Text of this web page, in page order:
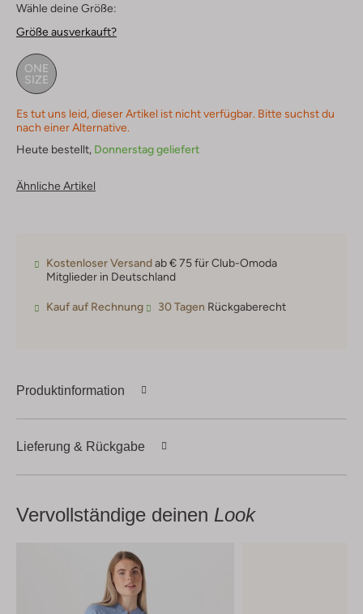
Wähle deine Größe:
Größe ausverkauft?
ONE
SIZE
Es tut uns leid, dieser Artikel ist nicht verfügbar. Bitte suchst du
nach einer Alternative.
Heute bestellt, Donnerstag geliefert
Ähnliche Artikel
Kostenloser Versandab € 75 für Club-Omoda
Mitglieder in Deutschland
Kauf auf Rechnung 30 Tagen Rückgaberecht
Produktinformation
Lieferung & Rückgabe
Vervollständige deinen Look